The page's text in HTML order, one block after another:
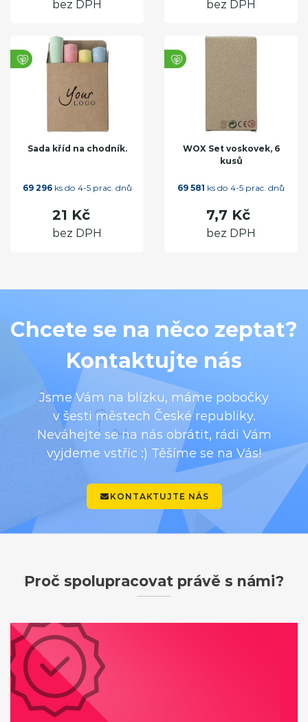
bez DPH bez DPH
Sada kříd na chodník.
69 296ks do 4-5 prac. dnů
21 Kč
bez DPH
WOX Set voskovek, 6
kusů
69 581 ks do 4-5 prac. dnů
7,7 Kč
bez DPH
Chcete se na něco zeptat?
Kontaktujte nás
Jsme Vám na blízku, máme pobočky
v šesti městech České republiky.
Neváhejte se na nás obrátit, rádi Vám
vyjdeme vstříc :) Těšíme se na Vás!
KONTAKTUJTE NÁS
Proč spolupracovat právě s námi?